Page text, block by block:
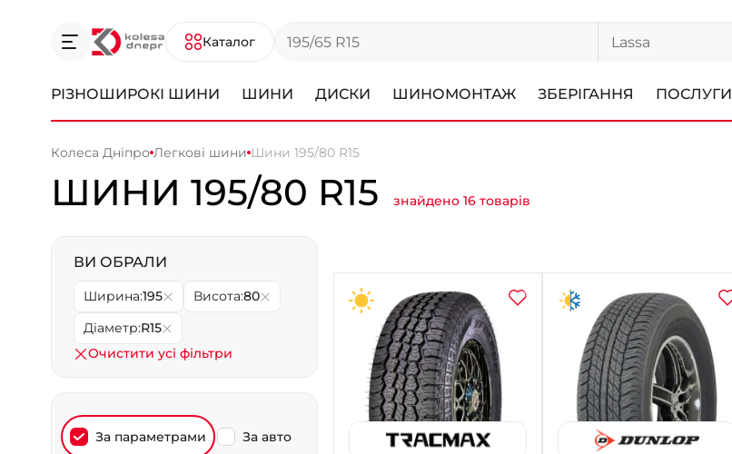
Каталог
РІЗНОШИРОКІ ШИНИ ШИНИ ДИСКИ ШИНОМОНТАЖ ЗБЕРІГАННЯ ПОСЛУГИ
Колеса Дніпро Легкові шини Шини 195/80 R15
ШИНИ 195/80 R15 знайдено 16 товарів
ВИ ОБРАЛИ
Ширина:195 Висота:80
Діаметр:R15
Очистити усі фільтри
За параметрами За авто